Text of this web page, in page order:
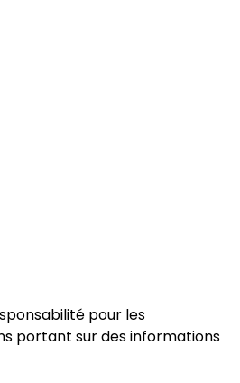
pour les
portant sur des informations